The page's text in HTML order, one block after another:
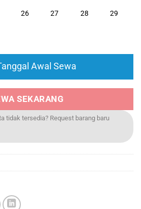
26 27 28 29
Awal Sewa
SEKARANG
tidak tersedia? Request barang baru